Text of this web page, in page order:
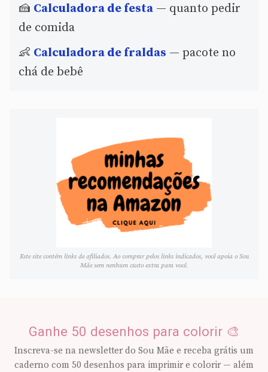
🍰 Calculadora de festa — quanto pedir
de comida
👶 Calculadora de fraldas — pacote no
chá de bebê
Este site contém links de afiliados. Ao comprar pelos links indicados, você apoia o Sou
Mãe sem nenhum custo extra para você.
Ganhe 50 desenhos para colorir 🎨
Inscreva-se na newsletter do Sou Mãe e receba grátis um
caderno com 50 desenhos para imprimir e colorir — além